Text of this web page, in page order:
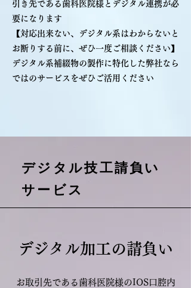
引き先である歯科医院様とデジタル連携が必
要になります
【対応出来ない、デジタル系はわからないと
お断りする前に、ぜひ一度ご相談ください】
デジタル系補綴物の製作に特化した弊社なら
ではのサービスをぜひご活用ください
​デジタル技工請負い
サービス
デジタル加工の請負い
お取引先である歯科医院様のIOS口腔内